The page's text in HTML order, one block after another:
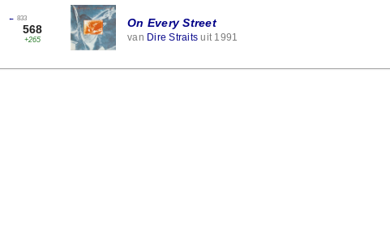
← 833
568
+265
On Every Street
van Dire Straits uit 1991